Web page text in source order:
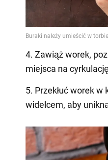
4. Zawiąż worek,
miejsca na
5. Przekłuć worek w
widelcem, aby